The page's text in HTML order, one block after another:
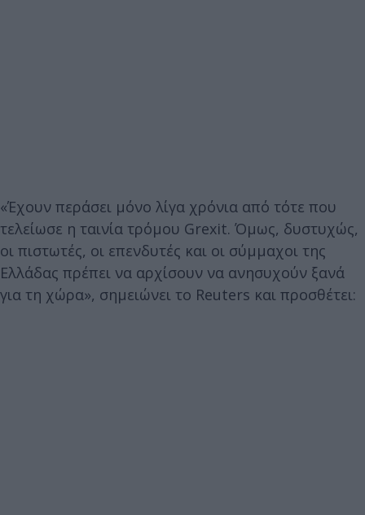
«Έχουν περάσει μόνο λίγα χρόνια από τότε που
τελείωσε η ταινία τρόμου Grexit. Όμως, δυστυχώς,
οι πιστωτές, οι επενδυτές και οι σύμμαχοι της
Ελλάδας πρέπει να αρχίσουν να ανησυχούν ξανά
για τη χώρα», σημειώνει το Reuters και προσθέτει: